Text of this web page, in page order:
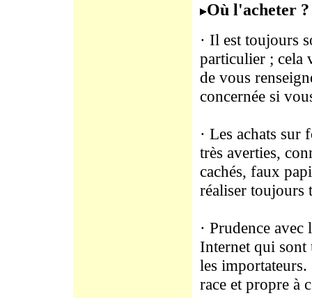
Où l'acheter ?
· Il est toujours
particulier ; cela
de vous
concernée si
· Les achats sur
très averties,
cachés, faux
réaliser toujours
· Prudence
Internet qui sont
les
race et propre à